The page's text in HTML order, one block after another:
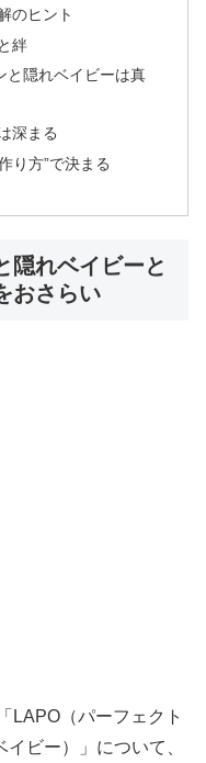
のヒント
絆
と隠れベイビーは真
深まる
り方”で決まる
隠れベイビーと
おさらい
LAPO（パーフェクト
ビー）」について、